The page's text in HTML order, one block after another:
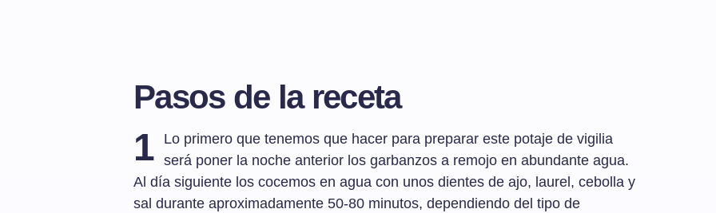
Pasos de la receta
1
Lo primero que tenemos que hacer para preparar este potaje de vigilia
será poner la noche anterior los garbanzos a remojo en abundante agua.
Al día siguiente los cocemos en agua con unos dientes de ajo, laurel, cebolla y
sal durante aproximadamente 50-80 minutos, dependiendo del tipo de